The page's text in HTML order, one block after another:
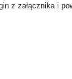
z załącznika i